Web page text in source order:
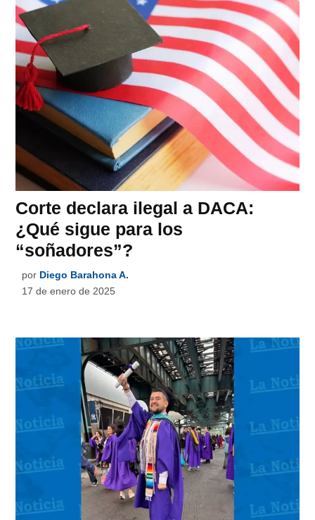
Corte declara ilegal a DACA:
¿Qué sigue para los
“soñadores”?
por Diego Barahona A.
17 de enero de 2025